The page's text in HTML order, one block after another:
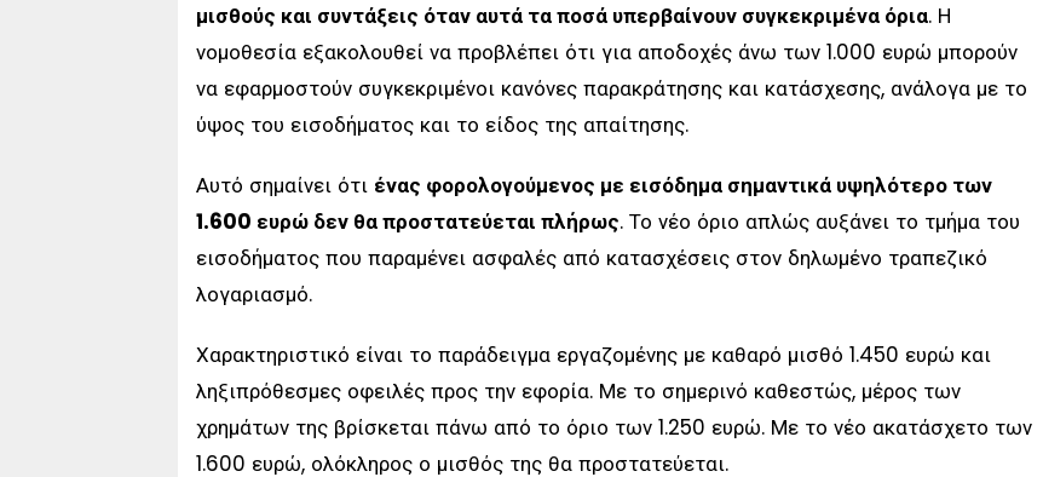
μισθούς και συντάξεις όταν αυτά τα ποσά υπερβαίνουν συγκεκριμένα όρια. Η
νομοθεσία εξακολουθεί να προβλέπει ότι για αποδοχές άνω των 1.000 ευρώ μπορούν
να εφαρμοστούν συγκεκριμένοι κανόνες παρακράτησης και κατάσχεσης, ανάλογα με το
ύψος του εισοδήματος και το είδος της απαίτησης.
Αυτό σημαίνει ότι ένας φορολογούμενος με εισόδημα σημαντικά υψηλότερο των
1.600 ευρώ δεν θα προστατεύεται πλήρως. Το νέο όριο απλώς αυξάνει το τμήμα του
εισοδήματος που παραμένει ασφαλές από κατασχέσεις στον δηλωμένο τραπεζικό
λογαριασμό.
Χαρακτηριστικό είναι το παράδειγμα εργαζομένης με καθαρό μισθό 1.450 ευρώ και
ληξιπρόθεσμες οφειλές προς την εφορία. Με το σημερινό καθεστώς, μέρος των
χρημάτων της βρίσκεται πάνω από το όριο των 1.250 ευρώ. Με το νέο ακατάσχετο των
1.600 ευρώ, ολόκληρος ο μισθός της θα προστατεύεται.